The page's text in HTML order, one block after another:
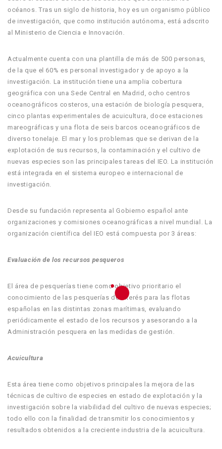
océanos. Tras un siglo de historia, hoy es un organismo público
de investigación, que como institución autónoma, está adscrito
al Ministerio de Ciencia e Innovación.
Actualmente cuenta con una plantilla de más de 500 personas,
de la que el 60% es personal investigador y de apoyo a la
investigación. La institución tiene una amplia cobertura
geográfica con una Sede Central en Madrid, ocho centros
oceanográficos costeros, una estación de biología pesquera,
cinco plantas experimentales de acuicultura, doce estaciones
mareográficas y una flota de seis barcos oceanográficos de
diverso tonelaje. El mar y los problemas que se derivan de la
explotación de sus recursos, la contaminación y el cultivo de
nuevas especies son las principales tareas del IEO. La institución
está integrada en el sistema europeo e internacional de
investigación.
Desde su fundación representa al Gobierno español ante
organizaciones y comisiones oceanográficas a nivel mundial. La
organización científica del IEO está compuesta por 3 áreas:
Evaluación de los recursos pesqueros
El área de pesquerías tiene como objetivo prioritario el
conocimiento de las pesquerías de interés para las flotas
españolas en las distintas zonas marítimas, evaluando
periódicamente el estado de los recursos y asesorando a la
Administración pesquera en las medidas de gestión.
Acuicultura
Esta área tiene como objetivos principales la mejora de las
técnicas de cultivo de especies en estado de explotación y la
investigación sobre la viabilidad del cultivo de nuevas especies;
todo ello con la finalidad de transmitir los conocimientos y
resultados obtenidos a la creciente industria de la acuicultura.